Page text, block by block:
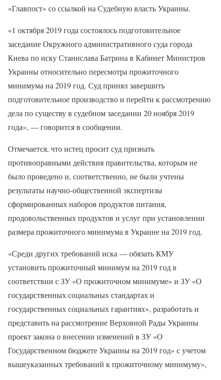
«Главпост» со ссылкой на Судебную власть Украины.
«1 октября 2019 года состоялось подготовительное
заседание Окружного административного суда города
Киева по иску Станислава Батрина в Кабинет Министров
Украины относительно пересмотра прожиточного
минимума на 2019 год. Суд принял завершить
подготовительное производство и перейти к рассмотрению
дела по существу в судебном заседании 20 ноября 2019
года», — говорится в сообщении.
Отмечается, что истец просит суд признать
противоправными действия правительства, которым не
было проведено и, соответственно, не были учтены
результаты научно-общественной экспертизы
сформированных наборов продуктов питания,
продовольственных продуктов и услуг при установлении
размера прожиточного минимума в Украине на 2019 год.
«Среди других требований иска — обязать КМУ
установить прожиточный минимум на 2019 год в
соответствии с ЗУ «О прожиточном минимуме» и ЗУ «О
государственных социальных стандартах и
государственных социальных гарантиях», разработать и
представить на рассмотрение Верховной Рады Украины
проект закона о внесении изменений в ЗУ «О
Государственном бюджете Украины на 2019 год» с учетом
вышеуказанных требований к прожиточному минимуму»,